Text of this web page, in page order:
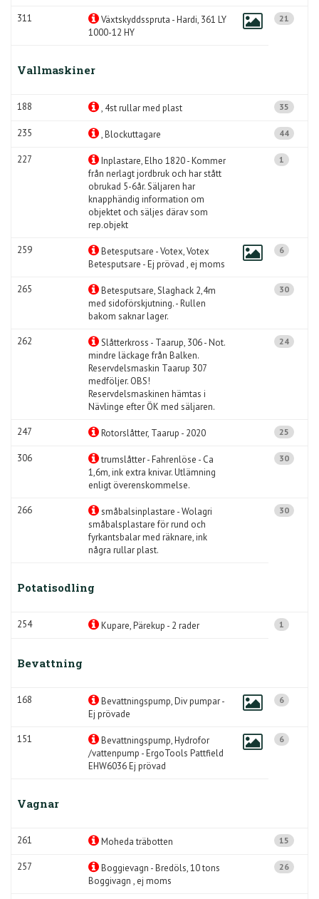
311
Växtskyddsspruta - Hardi, 361 LY
1000-12 HY
21
Vallmaskiner
188 , 4st rullar med plast 35
235 , Blockuttagare 44
227
Inplastare, Elho 1820 - Kommer
från nerlagt jordbruk och har stått
obrukad 5-6år. Säljaren har
knapphändig information om
objektet och säljes därav som
rep.objekt
1
259
Betesputsare - Votex, Votex
Betesputsare - Ej prövad , ej moms
6
265
Betesputsare, Slaghack 2,4m
med sidoförskjutning. - Rullen
bakom saknar lager.
30
262
Slåtterkross - Taarup, 306 - Not.
mindre läckage från Balken.
Reservdelsmaskin Taarup 307
medföljer. OBS!
Reservdelsmaskinen hämtas i
Nävlinge efter ÖK med säljaren.
24
247 Rotorslåtter, Taarup - 2020 25
306
trumslåtter - Fahrenlöse - Ca
1,6m, ink extra knivar. Utlämning
enligt överenskommelse.
30
266
småbalsinplastare - Wolagri
småbalsplastare för rund och
fyrkantsbalar med räknare, ink
några rullar plast.
30
Potatisodling
254 Kupare, Pärekup - 2 rader 1
Bevattning
168
Bevattningspump, Div pumpar -
Ej prövade
6
151
Bevattningspump, Hydrofor
/vattenpump - ErgoTools Pattfield
EHW6036 Ej prövad
6
Vagnar
261 Moheda träbotten 15
257
Boggievagn - Bredöls, 10 tons
Boggivagn , ej moms
26